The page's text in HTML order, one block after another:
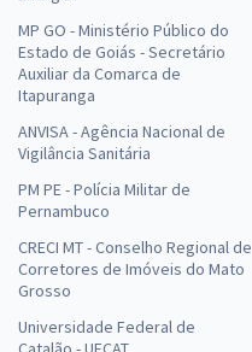
MP GO - Ministério Público do
Estado de Goiás - Secretário
Auxiliar da Comarca de
Itapuranga
ANVISA - Agência Nacional de
Vigilância Sanitária
PM PE - Polícia Militar de
Pernambuco
CRECI MT - Conselho Regional de
Corretores de Imóveis do Mato
Grosso
Universidade Federal de